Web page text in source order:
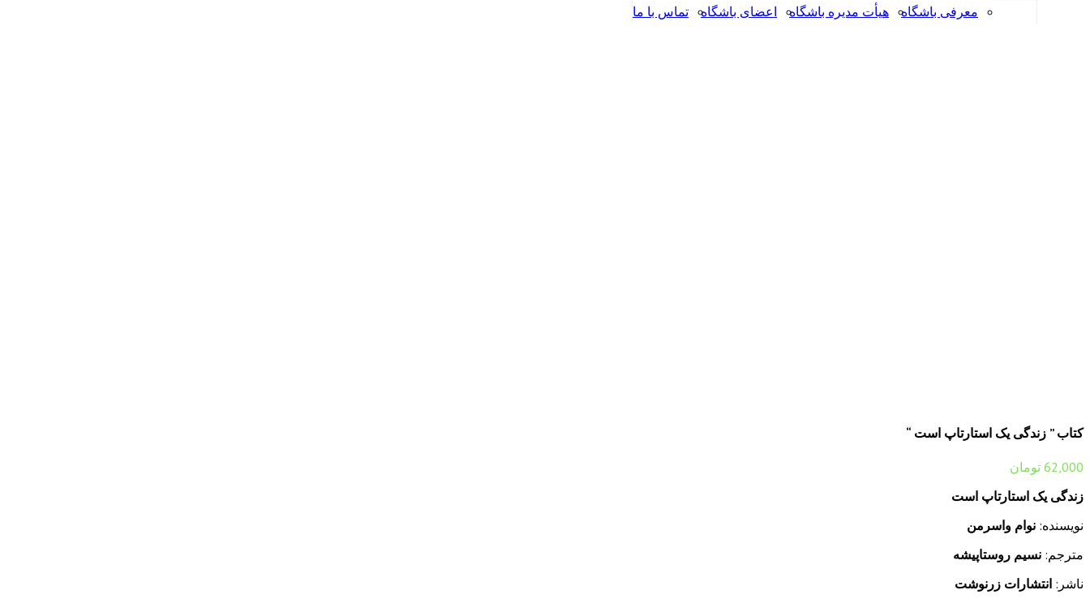
معرفی باشگاه هیأت مدیره باشگاه اعضای باشگاه تماس با ما
کتاب ” زندگی یک استارتاپ است “
62,000 تومان
زندگی یک استارتاپ است
نویسنده: نوام واسرمن
مترجم: نسیم روستاپیشه
ناشر: انتشارات زرنوشت